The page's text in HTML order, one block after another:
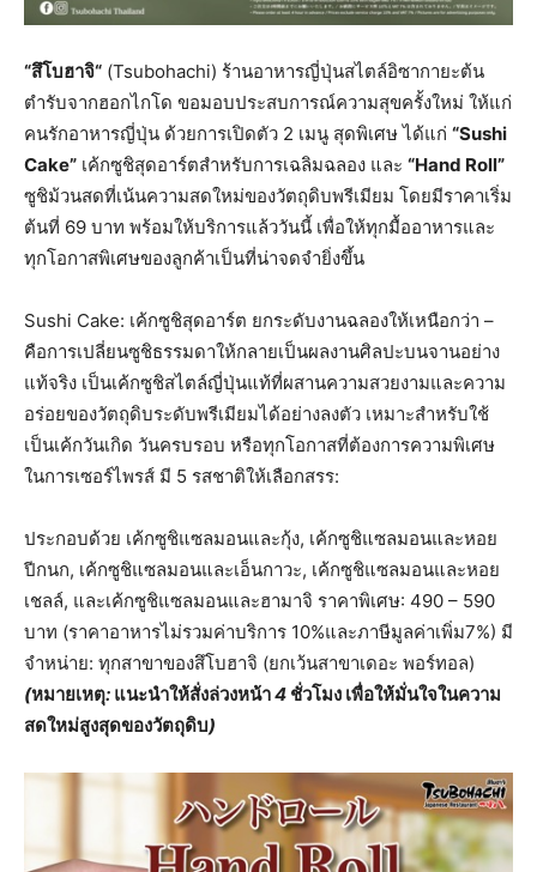
“สึโบฮาจิ“ (Tsubohachi) ร้านอาหารญี่ปุ่นสไตล์อิซากายะต้น
ตำรับจากฮอกไกโด ขอมอบประสบการณ์ความสุขครั้งใหม่ ให้แก่
คนรักอาหารญี่ปุ่น ด้วยการเปิดตัว 2 เมนู สุดพิเศษ ได้แก่ “Sushi
Cake” เค้กซูชิสุดอาร์ตสำหรับการเฉลิมฉลอง และ “Hand Roll”
ซูชิม้วนสดที่เน้นความสดใหม่ของวัตถุดิบพรีเมียม โดยมีราคาเริ่ม
ต้นที่ 69 บาท พร้อมให้บริการแล้ววันนี้ เพื่อให้ทุกมื้ออาหารและ
ทุกโอกาสพิเศษของลูกค้าเป็นที่น่าจดจำยิ่งขึ้น
Sushi Cake: เค้กซูชิสุดอาร์ต ยกระดับงานฉลองให้เหนือกว่า –
คือการเปลี่ยนซูชิธรรมดาให้กลายเป็นผลงานศิลปะบนจานอย่าง
แท้จริง เป็นเค้กซูชิสไตล์ญี่ปุ่นแท้ที่ผสานความสวยงามและความ
อร่อยของวัตถุดิบระดับพรีเมียมได้อย่างลงตัว เหมาะสำหรับใช้
เป็นเค้กวันเกิด วันครบรอบ หรือทุกโอกาสที่ต้องการความพิเศษ
ในการเซอร์ไพรส์ มี 5 รสชาติให้เลือกสรร:
ประกอบด้วย เค้กซูชิแซลมอนและกุ้ง, เค้กซูชิแซลมอนและหอย
ปีกนก, เค้กซูชิแซลมอนและเอ็นกาวะ, เค้กซูชิแซลมอนและหอย
เชลล์, และเค้กซูชิแซลมอนและฮามาจิ ราคาพิเศษ: 490 – 590
บาท (ราคาอาหารไม่รวมค่าบริการ 10%และภาษีมูลค่าเพิ่ม7%) มี
จำหน่าย: ทุกสาขาของสึโบฮาจิ (ยกเว้นสาขาเดอะ พอร์ทอล)
(หมายเหตุ: แนะนำให้สั่งล่วงหน้า4 ชั่วโมง เพื่อให้มั่นใจในความ
สดใหม่สูงสุดของวัตถุดิบ)